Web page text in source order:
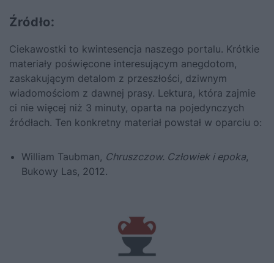
Źródło:
Ciekawostki to kwintesencja naszego portalu. Krótkie
materiały poświęcone interesującym anegdotom,
zaskakującym detalom z przeszłości, dziwnym
wiadomościom z dawnej prasy. Lektura, która zajmie
ci nie więcej niż 3 minuty, oparta na pojedynczych
źródłach. Ten konkretny materiał powstał w oparciu o:
William Taubman, Chruszczow. Człowiek i epoka,
Bukowy Las, 2012.